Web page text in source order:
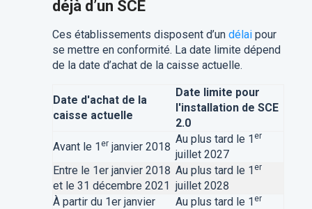
déjà d’un SCE
Ces établissements disposent d’un délaipour
se mettre en conformité. La date limite dépend
de la date d’achat de la caisse actuelle.
Date d'achat de la
caisse actuelle
Date limite pour
l'installation de SCE
2.0
Avant le 1 erjanvier 2018
Au plus tard le 1 er
juillet 2027
Entre le 1er janvier 2018
et le 31 décembre 2021
Au plus tard le 1 er
juillet 2028
À partir du 1er janvier
Au plus tard le 1 er